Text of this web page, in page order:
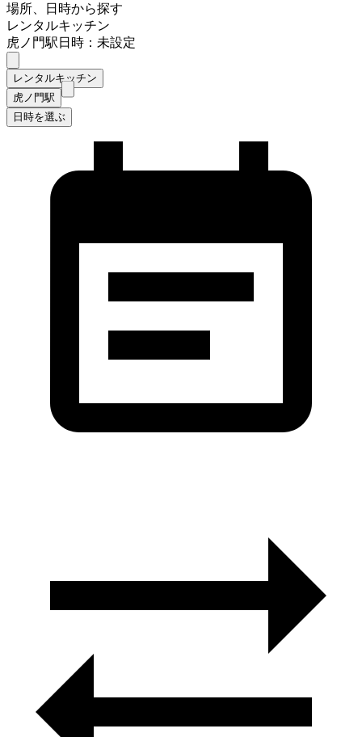
場所、日時から探す
レンタルキッチン
虎ノ門駅日時：未設定
レンタルキッチン
虎ノ門駅
日時を選ぶ